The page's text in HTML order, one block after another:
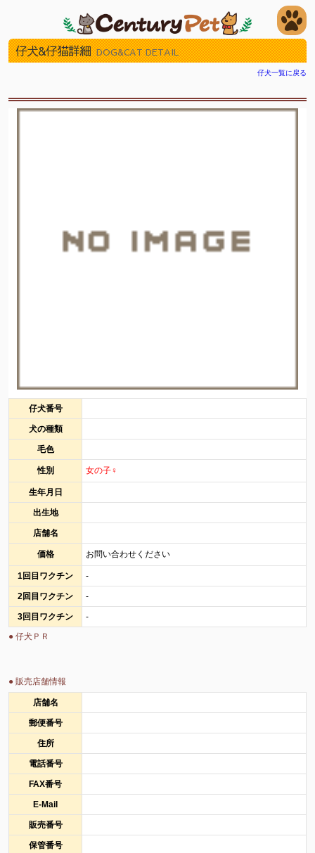
仔犬&仔猫詳細 DOG&CAT DETAIL
仔犬一覧に戻る
仔犬番号
犬の種類
毛色
性別 女の子♀
生年月日
出生地
店舗名
価格 お問い合わせください
1回目ワクチン -
2回目ワクチン -
3回目ワクチン
-
● 仔犬ＰＲ
● 販売店舗情報
店舗名
郵便番号
住所
電話番号
FAX番号
E-Mail
販売番号
保管番号